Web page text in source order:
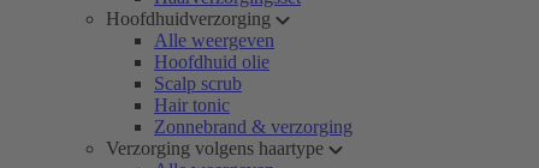
Hoofdhuidverzorging
Alle weergeven
Hoofdhuid olie
Scalp scrub
Hair tonic
Zonnebrand & verzorging
Verzorging volgens haartype